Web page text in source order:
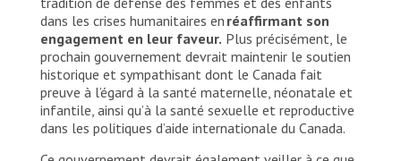
dans les crises humanitaires en réaffirmant son
engagement en leur faveur. Plus précisément, le
prochain gouvernement devrait maintenir le soutien
historique et sympathisant dont le Canada fait
preuve à l’égard à la santé maternelle, néonatale et
infantile, ainsi qu’à la santé sexuelle et reproductive
dans les politiques d’aide internationale du Canada.